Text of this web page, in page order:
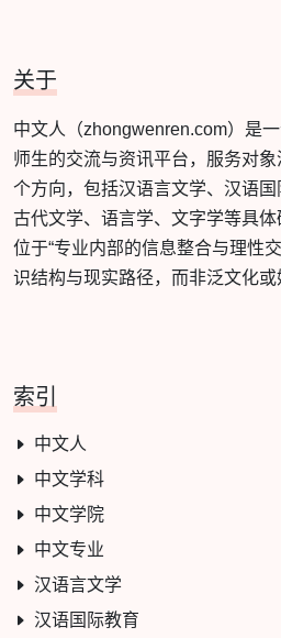
关于
中文人（zhongwenren.com）是
师生的交流与资讯平台，服务对
个方向，包括汉语言文学、汉语国
古代文学、语言学、文字学等具
位于“专业内部的信息整合与理性
识结构与现实路径，而非泛文化或
索引
中文人
中文学科
中文学院
中文专业
汉语言文学
汉语国际教育